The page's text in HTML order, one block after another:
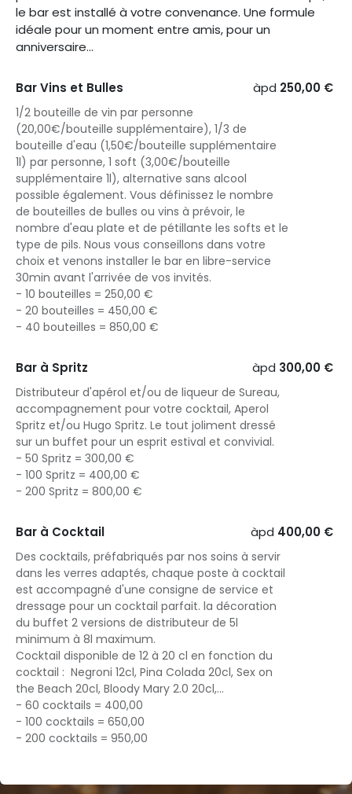
le bar est installé à votre convenance. Une formule
idéale pour un moment entre amis, pour un
anniversaire...
Bar Vins et Bulles àpd 250,00 €
1/2 bouteille de vin par personne
(20,00€/bouteille supplémentaire), 1/3 de
bouteille d'eau (1,50€/bouteille supplémentaire
1l) par personne, 1 soft (3,00€/bouteille
supplémentaire 1l), alternative sans alcool
possible également. Vous définissez le nombre
de bouteilles de bulles ou vins à prévoir, le
nombre d'eau plate et de pétillante les softs et le
type de pils. Nous vous conseillons dans votre
choix et venons installer le bar en libre-service
30min avant l'arrivée de vos invités.
- 10 bouteilles = 250,00 €
- 20 bouteilles = 450,00 €
- 40 bouteilles = 850,00 €
Bar à Spritz àpd 300,00 €
Distributeur d'apérol et/ou de liqueur de Sureau,
accompagnement pour votre cocktail, Aperol
Spritz et/ou Hugo Spritz. Le tout joliment dressé
sur un buffet pour un esprit estival et convivial.
- 50 Spritz = 300,00 €
- 100 Spritz = 400,00 €
- 200 Spritz = 800,00 €
Bar à Cocktail àpd 400,00 €
Des cocktails, préfabriqués par nos soins à servir
dans les verres adaptés, chaque poste à cocktail
est accompagné d'une consigne de service et
dressage pour un cocktail parfait. la décoration
du buffet 2 versions de distributeur de 5l
minimum à 8l maximum.
Cocktail disponible de 12 à 20 cl en fonction du
cocktail : Negroni 12cl, Pina Colada 20cl, Sex on
the Beach 20cl, Bloody Mary 2.0 20cl,...
- 60 cocktails = 400,00
- 100 cocktails = 650,00
- 200 cocktails = 950,00